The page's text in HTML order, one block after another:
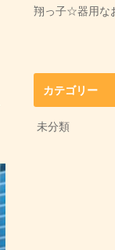
翔っ子☆器用な
カテゴリー
未分類